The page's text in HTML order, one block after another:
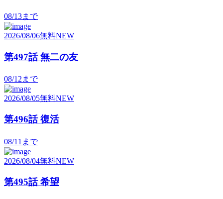
08/13まで
2026/08/06無料NEW
第497話 無二の友
08/12 まで
2026/08/05無料NEW
第496話 復活
08/11 まで
2026/08/04無料NEW
第495話 希望